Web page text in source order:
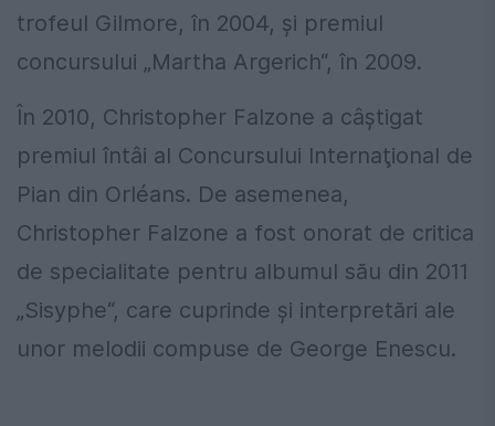
trofeul Gilmore, în 2004, şi premiul
concursului „Martha Argerich“, în 2009.
În 2010, Christopher Falzone a câştigat
premiul întâi al Concursului Internaţional de
Pian din Orléans. De asemenea,
Christopher Falzone a fost onorat de critica
de specialitate pentru albumul său din 2011
„Sisyphe“, care cuprinde şi interpretări ale
unor melodii compuse de George Enescu.